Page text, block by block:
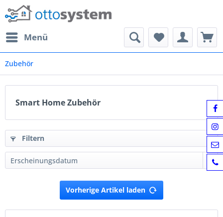
Menü
Zubehör
Smart Home Zubehör
Filtern
Vorherige Artikel laden